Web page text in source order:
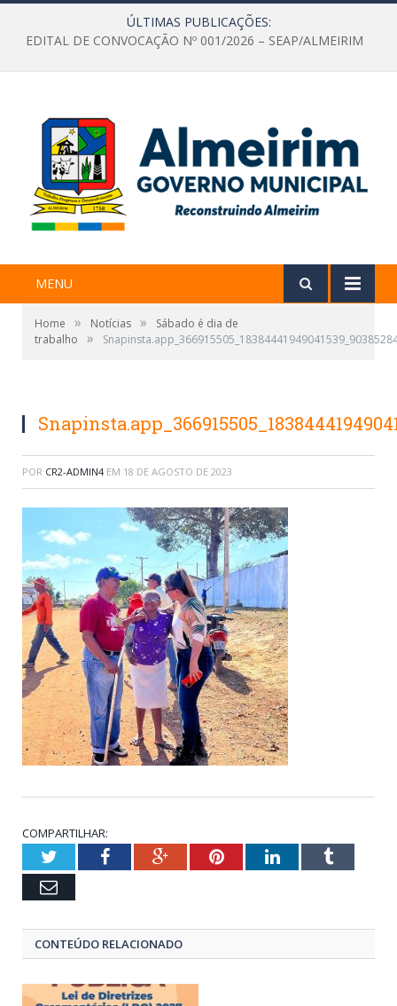
ÚLTIMAS PUBLICAÇÕES:
EDITAL DE CONVOCAÇÃO Nº 001/2026 – SEAP/ALMEIRIM
MENU
Home » Notícias »
Sábado é dia de
trabalho
»
POR CR2-ADMIN4 EM 18 DE AGOSTO DE 2023
COMPARTILHAR:
TwitterFacebookGoogle+PinterestLinkedInTumblr
Email
CONTEÚDO RELACIONADO